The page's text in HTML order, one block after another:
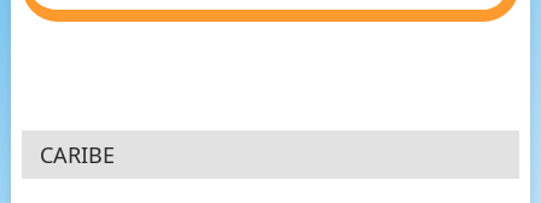
CARIBE